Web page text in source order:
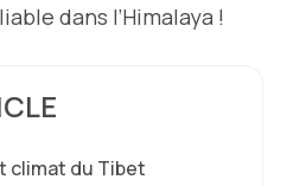
dans l’Himalaya !
climat du Tibet